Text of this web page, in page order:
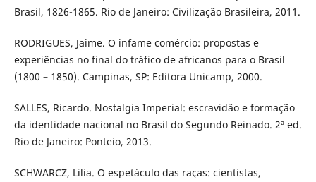
Brasil, 1826-1865. Rio de Janeiro: Civilização Brasileira, 2011.
RODRIGUES, Jaime. O infame comércio: propostas e
experiências no final do tráfico de africanos para o Brasil
(1800 – 1850). Campinas, SP: Editora Unicamp, 2000.
SALLES, Ricardo. Nostalgia Imperial: escravidão e formação
da identidade nacional no Brasil do Segundo Reinado. 2ª ed.
Rio de Janeiro: Ponteio, 2013.
SCHWARCZ, Lilia. O espetáculo das raças: cientistas,